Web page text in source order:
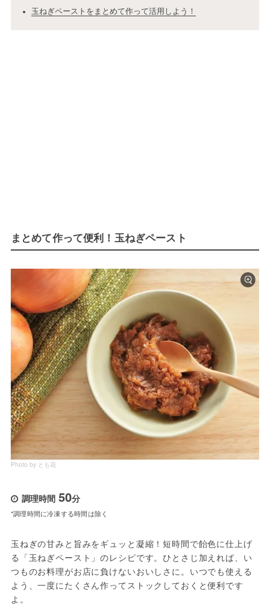
玉ねぎペーストをまとめて作って活用しよう！
まとめて作って便利！玉ねぎペースト
Photo by とも花
調理時間 50分
*調理時間に冷凍する時間は除く
玉ねぎの甘みと旨みをギュッと凝縮！短時間で飴色に仕上げ
る「玉ねぎペースト」のレシピです。ひとさじ加えれば、い
つものお料理がお店に負けないおいしさに。いつでも使える
よう、一度にたくさん作ってストックしておくと便利です
よ。